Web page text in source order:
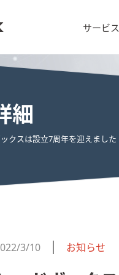
サービ
細
クスは設立7周年を迎えました
3/10 お知らせ